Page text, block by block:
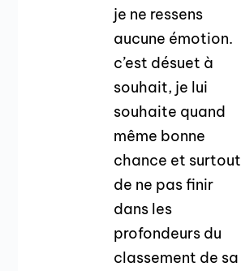
je ne ressens
aucune émotion.
c’est désuet à
souhait, je lui
souhaite quand
même bonne
chance et surtout
de ne pas finir
dans les
profondeurs du
classement de sa